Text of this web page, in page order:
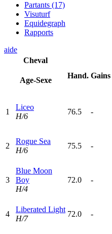
Partants (17)
Visuturf
Equidegraph
Rapports
aide
Cheval
Age-Sexe
Hand. Gains
1
Liceo
H/6
76.5 -
2
Rogue Sea
H/6
75.5 -
3
Blue Moon
Boy
H/4
72.0 -
4
Liberated Light
H/7
72.0 -